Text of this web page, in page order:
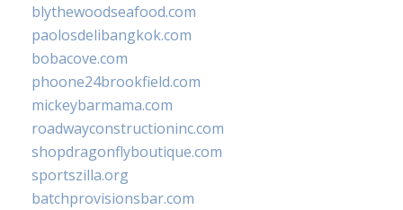
blythewoodseafood.com
paolosdelibangkok.com
bobacove.com
phoone24brookfield.com
mickeybarmama.com
roadwayconstructioninc.com
shopdragonflyboutique.com
sportszilla.org
batchprovisionsbar.com